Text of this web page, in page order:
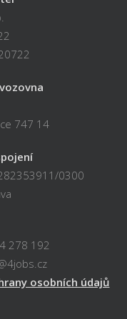
747 14
0300
278 192
osobních údajů